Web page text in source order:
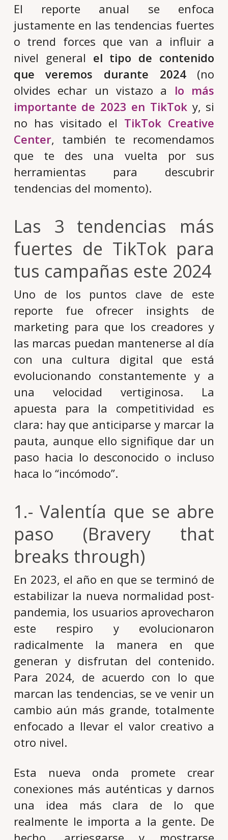
El reporte anual se enfoca
justamente en las tendencias fuertes
o trend forces que van a influir a
nivel general el tipo de contenido
que veremos durante 2024(no
olvides echar un vistazo a lo más
importante de 2023 en TikTok y, si
no has visitado el TikTok Creative
Center, también te recomendamos
que te des una vuelta por sus
herramientas para descubrir
tendencias del momento).
Las 3 tendencias más
fuertes de TikTok para
tus campañas este 2024
Uno de los puntos clave de este
reporte fue ofrecer insights de
marketing para que los creadores y
las marcas puedan mantenerse al día
con una cultura digital que está
evolucionando constantemente y a
una velocidad vertiginosa. La
apuesta para la competitividad es
clara: hay que anticiparse y marcar la
pauta, aunque ello signifique dar un
paso hacia lo desconocido o incluso
haca lo “incómodo”.
1.- Valentía que se abre
paso (Bravery that
breaks through)
En 2023, el año en que se terminó de
estabilizar la nueva normalidad post-
pandemia, los usuarios aprovecharon
este respiro y evolucionaron
radicalmente la manera en que
generan y disfrutan del contenido.
Para 2024, de acuerdo con lo que
marcan las tendencias, se ve venir un
cambio aún más grande, totalmente
enfocado a llevar el valor creativo a
otro nivel.
Esta nueva onda promete crear
conexiones más auténticas y darnos
una idea más clara de lo que
realmente le importa a la gente. De